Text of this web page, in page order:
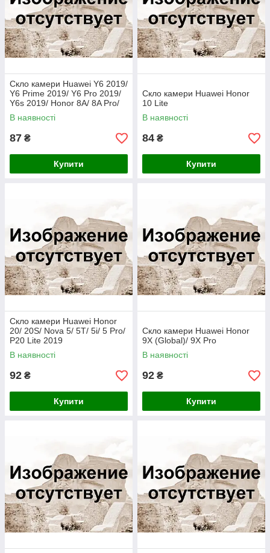
Скло камери Huawei Y6 2019/
Y6 Prime 2019/ Y6 Pro 2019/
Y6s 2019/ Honor 8A/ 8A Pro/
8A Prime
В наявності
87 ₴
Купити
Скло камери Huawei Honor
10 Lite
В наявності
84 ₴
Купити
Скло камери Huawei Honor
20/ 20S/ Nova 5/ 5T/ 5i/ 5 Pro/
P20 Lite 2019
В наявності
92 ₴
Купити
Скло камери Huawei Honor
9X (Global)/ 9X Pro
В наявності
92 ₴
Купити